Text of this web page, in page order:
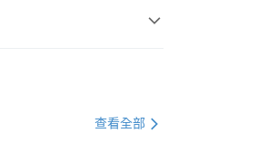
大哥付你分期系統評分，恕
時加價購$159up】官網獨
查看全部